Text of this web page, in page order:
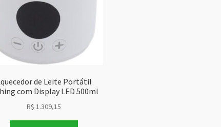
de Leite Portátil
com Display LED 500ml
R$ 1.309,15